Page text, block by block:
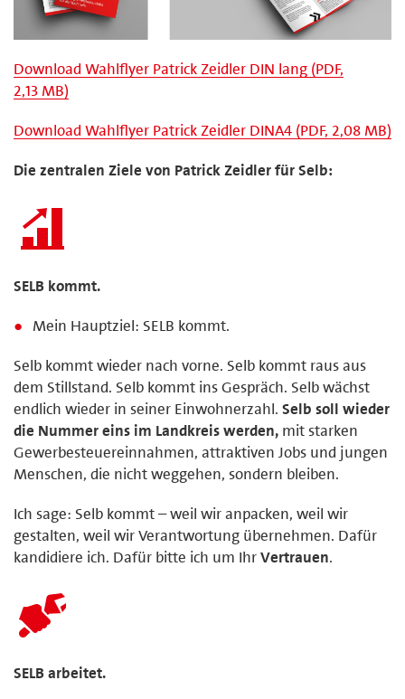
Download Wahlflyer Patrick Zeidler DIN lang (PDF,
2,13 MB)
Download Wahlflyer Patrick Zeidler DINA4 (PDF, 2,08 MB)
Die zentralen Ziele von Patrick Zeidler für Selb:
SELB kommt.
Mein Hauptziel: SELB kommt.
Selb kommt wieder nach vorne. Selb kommt raus aus
dem Stillstand. Selb kommt ins Gespräch. Selb wächst
endlich wieder in seiner Einwohnerzahl. Selb soll wieder
die Nummer eins im Landkreis werden, mit starken
Gewerbesteuereinnahmen, attraktiven Jobs und jungen
Menschen, die nicht weggehen, sondern bleiben.
Ich sage: Selb kommt – weil wir anpacken, weil wir
gestalten, weil wir Verantwortung übernehmen. Dafür
kandidiere ich. Dafür bitte ich um IhrVertrauen.
SELB arbeitet.